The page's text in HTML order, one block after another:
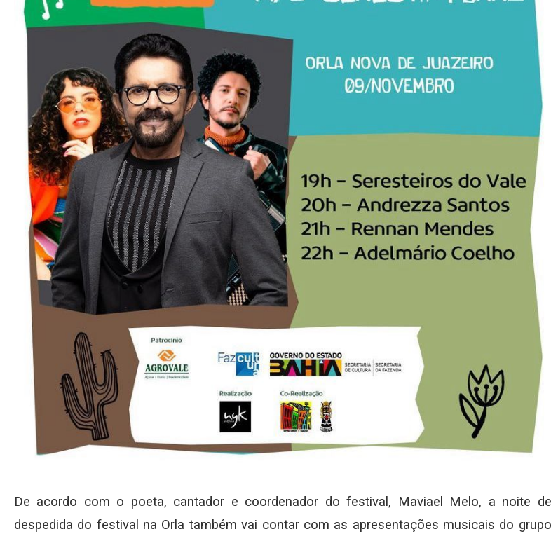
De acordo com o poeta, cantador e coordenador do festival, Maviael Melo, a noite de
despedida do festival na Orla também vai contar com as apresentações musicais do grupo